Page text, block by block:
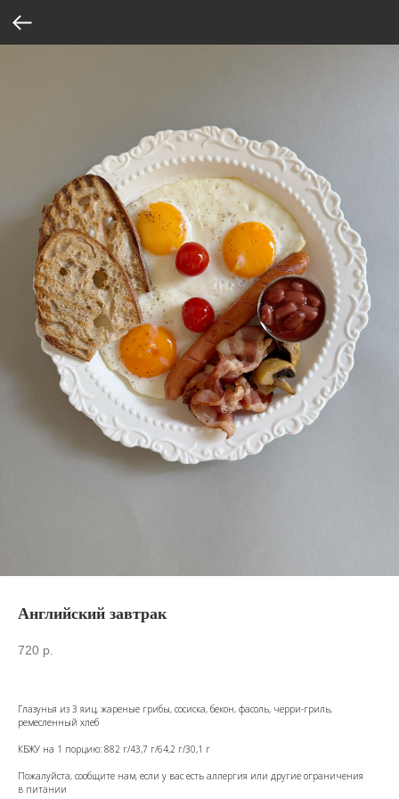
Английский завтрак
720 р.
Глазунья из 3 яиц, жареные грибы, сосиска, бекон, фасоль, черри-гриль,
ремесленный хлеб
КБЖУ на 1 порцию: 882 г/43,7 г/64,2 г/30,1 г
Пожалуйста, сообщите нам, если у вас есть аллергия или другие ограничения
в питании